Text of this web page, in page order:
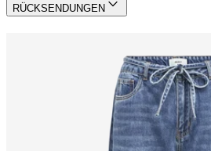
RÜCKSENDUNGEN